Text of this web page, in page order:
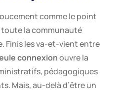
comme le point
la communauté
Finis les va-et-vient entre
connexionouvre la
pédagogiques
Mais, au-delà d’être un